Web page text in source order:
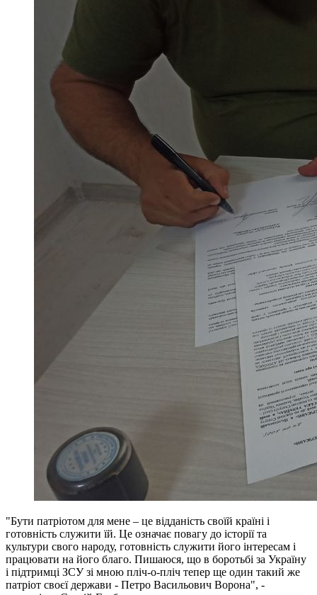
"Бути патріотом для мене – це відданість своїй країні і
готовність служити їй. Це означає повагу до історії та
культури свого народу, готовність служити його інтересам і
працювати на його благо. Пишаюся, що в боротьбі за Україну
і підтримці ЗСУ зі мною пліч-о-пліч тепер ще один такий же
патріот своєї держави - Петро Васильович Ворона", -